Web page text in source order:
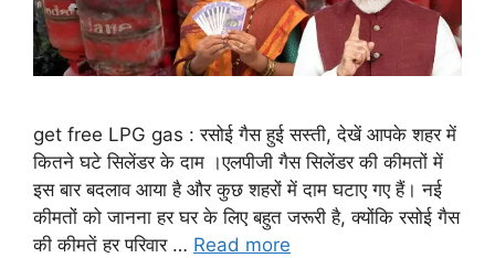
get free LPG gas : रसोई गैस हुई सस्ती, देखें आपके शहर में
कितने घटे सिलेंडर के दाम ।एलपीजी गैस सिलेंडर की कीमतों में
इस बार बदलाव आया है और कुछ शहरों में दाम घटाए गए हैं। नई
कीमतों को जानना हर घर के लिए बहुत जरूरी है, क्योंकि रसोई गैस
की कीमतें हर परिवार … Read more